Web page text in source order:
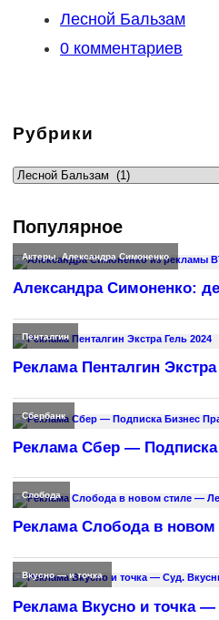
опубликована:
Рубрика
записи:
Лесной Бальзам
Комментарии
0 комментариев
Рубрики
Рубрики
Популярное
Актеры,Александра Симоненко
Александра Симоненко:
Пенталгин
Реклама Пенталгин
Сбербанк
Реклама Сбер — Подписка
Слобода
Реклама Слобода в
Вкусно — и точка
Реклама Вкусно и точка